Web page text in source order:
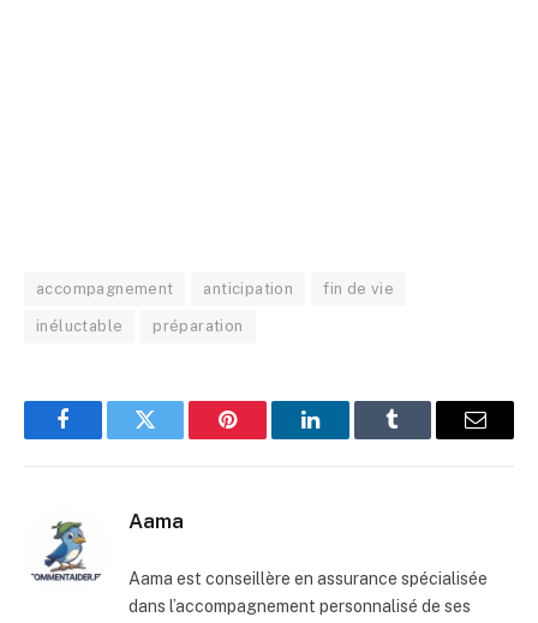
accompagnement anticipation fin de vie
inéluctable préparation
FacebookTwitter Pinterest LinkedInTumblr
E-
Aama
Aama est conseillère en assurance spécialisée
dans l’accompagnement personnalisé de ses